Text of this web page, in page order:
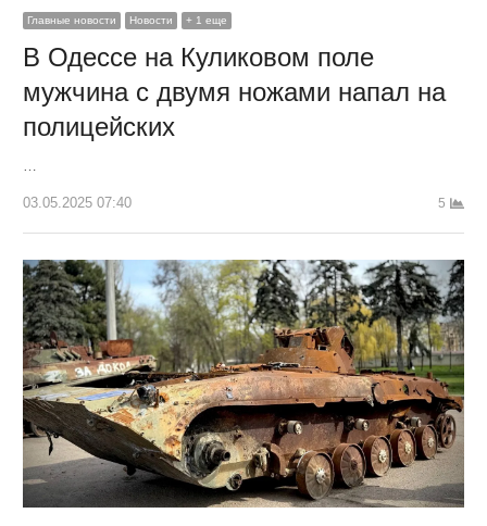
Главные новости Новости + 1 еще
В Одессе на Куликовом поле
мужчина с двумя ножами напал на
полицейских
03.05.2025 07:40 5